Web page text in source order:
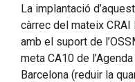
La implantació
càrrec del mateix
amb el suport de
meta CA10 de
Barcelona (reduir la